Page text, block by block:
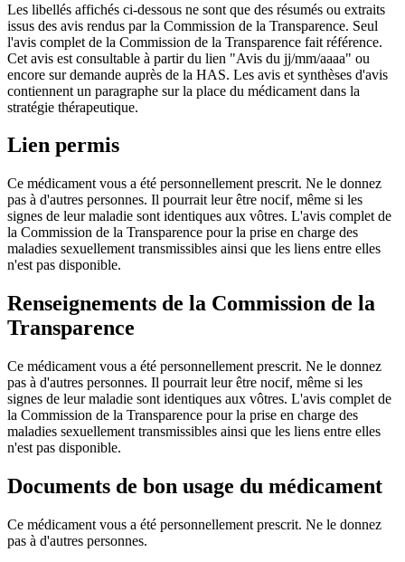
Les libellés affichés ci-dessous ne sont que des résumés ou extraits
issus des avis rendus par la Commission de la Transparence. Seul
l'avis complet de la Commission de la Transparence fait référence.
Cet avis est consultable à partir du lien "Avis du jj/mm/aaaa" ou
encore sur demande auprès de la HAS. Les avis et synthèses d'avis
contiennent un paragraphe sur la place du médicament dans la
stratégie thérapeutique.
Lien permis
Ce médicament vous a été personnellement prescrit. Ne le donnez
pas à d'autres personnes. Il pourrait leur être nocif, même si les
signes de leur maladie sont identiques aux vôtres. L'avis complet de
la Commission de la Transparence pour la prise en charge des
maladies sexuellement transmissibles ainsi que les liens entre elles
n'est pas disponible.
Renseignements de la Commission de la
Transparence
Ce médicament vous a été personnellement prescrit. Ne le donnez
pas à d'autres personnes. Il pourrait leur être nocif, même si les
signes de leur maladie sont identiques aux vôtres. L'avis complet de
la Commission de la Transparence pour la prise en charge des
maladies sexuellement transmissibles ainsi que les liens entre elles
n'est pas disponible.
Documents de bon usage du médicament
Ce médicament vous a été personnellement prescrit. Ne le donnez
pas à d'autres personnes.